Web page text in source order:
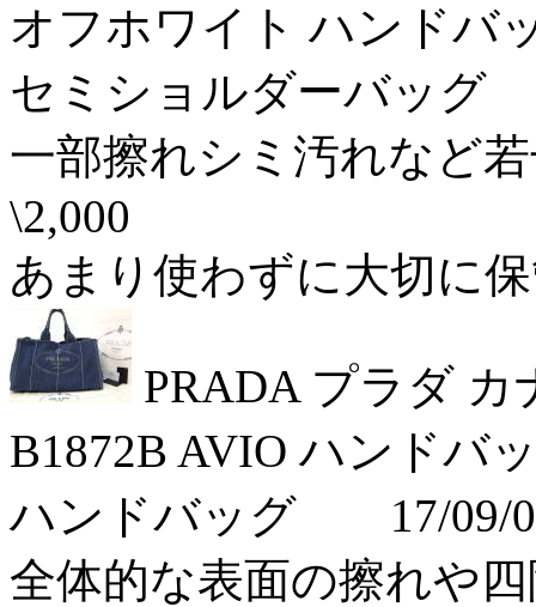
オフホワイト ハンドバ
セミショルダーバッ
一部擦れシミ汚れなど
\2,000
あまり使わずに大切に
PRADA プラダ
B1872B AVIO ハンドバ
ハンドバッグ 17/09/
全体的な表面の擦れや